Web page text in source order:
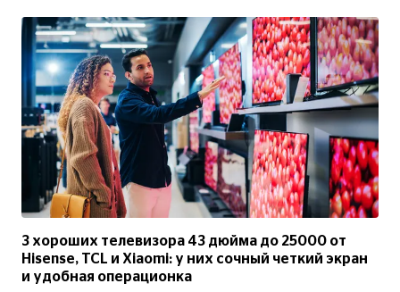
3 хороших телевизора 43 дюйма до 25000 от
Hisense, TCL и Xiaomi: у них сочный четкий экран
и удобная операционка